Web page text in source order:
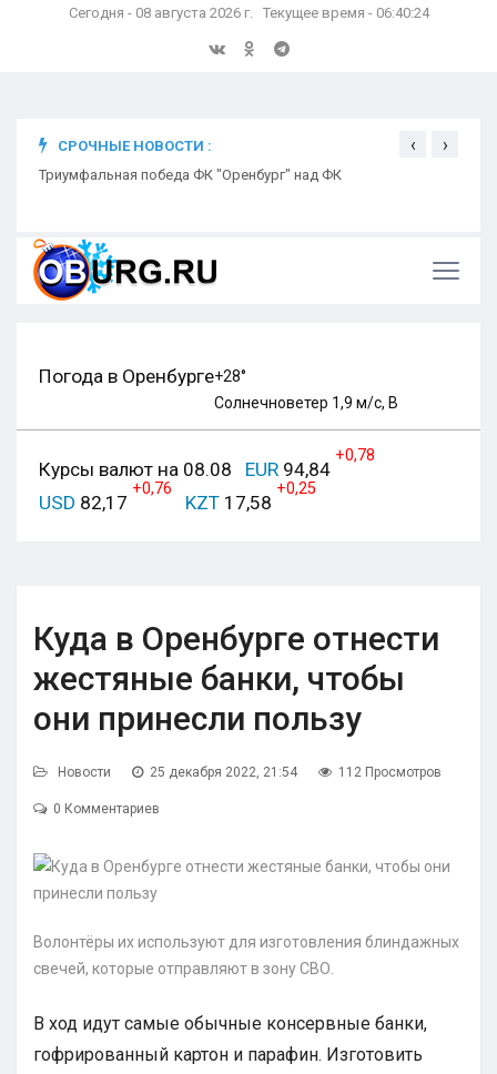
Сегодня - 08 августа 2026 г. Текущее время - 06:40:24
СРОЧНЫЕ НОВОСТИ :
Триумфальная победа ФК "Оренбург" над ФК
‹ ›
Погода в Оренбурге+28°
Солнечноветер 1,9 м/с, В
Курсы валют на 08.08 EUR 94,84
+0,78
USD 82,17
+0,76
KZT 17,58
+0,25
Куда в Оренбурге отнести
жестяные банки, чтобы
они принесли пользу
Новости 25 декабря 2022, 21:54 112 Просмотров
0 Комментариев
Волонтёры их используют для изготовления блиндажных
свечей, которые отправляют в зону СВО.
В ход идут самые обычные консервные банки,
гофрированный картон и парафин. Изготовить